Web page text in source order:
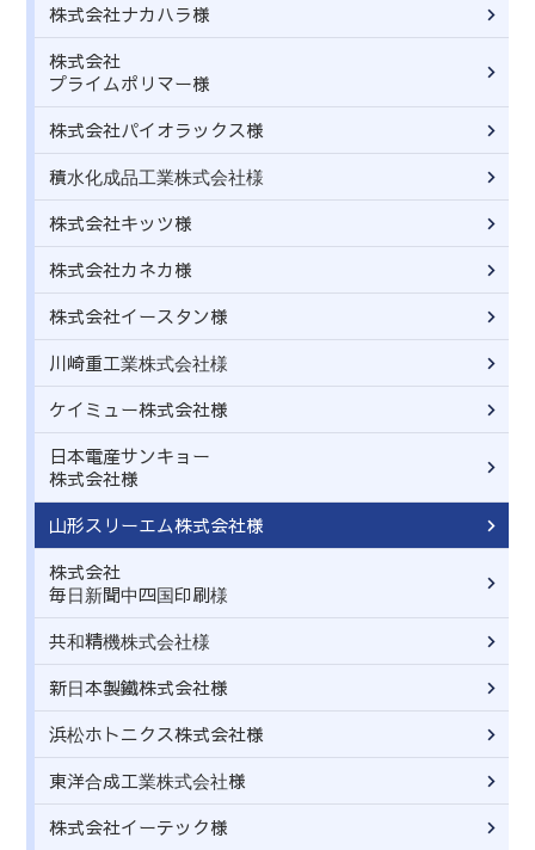
株式会社ナカハラ様
株式会社
プライムポリマー様
株式会社パイオラックス様
積水化成品工業株式会社様
株式会社キッツ様
株式会社カネカ様
株式会社イースタン様
川崎重工業株式会社様
ケイミュー株式会社様
日本電産サンキョー
株式会社様
山形スリーエム株式会社様
株式会社
毎日新聞中四国印刷様
共和精機株式会社様
新日本製鐵株式会社様
浜松ホトニクス株式会社様
東洋合成工業株式会社様
株式会社イーテック様